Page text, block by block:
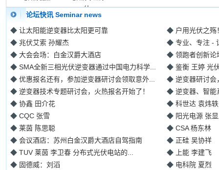
论坛快讯 Seminar news
◆ 让太阳能逆变器比太阳更可靠 ◆ 户用光伏之殇
◆ 兆伏艾索 孙耀杰 ◆ 专业、专注 -
◆ 大会会场：白金汉爵大酒店 ◆ 领跑者创新论
◆ SMA全新三相光伏逆变器通过中国电力科学... ◆ 鉴衡 王婷 光
◆ 优惠报名还有，参加逆变器研讨会领取意外... ◆ 逆变器研讨会
◆ 逆变器技术专题研讨会，火热报名开始了！ ◆ 逆变器、智能
◆ 协鑫 田介花 ◆ 科世达 袁炜
◆ CQC 张雪 ◆ 阳光电源 张
◆ 莱茵 陈思聪 ◆ CSA 杨东林
◆ 会议酒店：苏州白金汉爵大酒店自驾指南 ◆ 正硅 吴协祥
◆ TUV 莱茵 李卫春 分布式光伏电站的... ◆
上能 李建飞
◆ 固德威：刘滔 ◆ 电科院 夏烈